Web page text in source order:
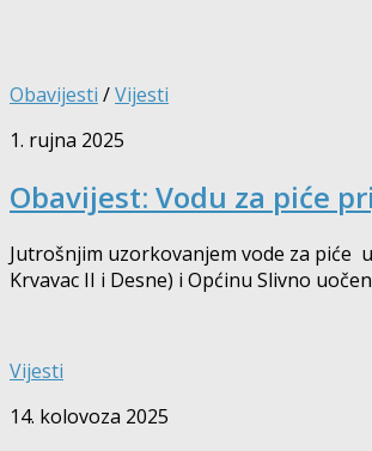
Obavijesti /Vijesti
1. rujna 2025
Obavijest: Vodu za piće
Jutrošnjim uzorkovanjem vode za piće
Krvavac II i Desne) i Općinu Slivno
Vijesti
14. kolovoza 2025